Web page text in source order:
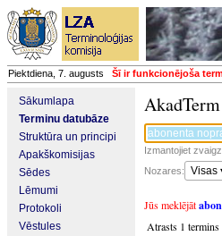
Piektdiena, 7. augusts Šī ir funkcionējoša
Sākumlapa
Terminu datubāze
Struktūra un principi
Apakškomisijas
Sēdes
Lēmumi
Protokoli
Vēstules
Izmantojiet
Nozares:
Visas
Jūs meklējāt
Atrasts 1 termins